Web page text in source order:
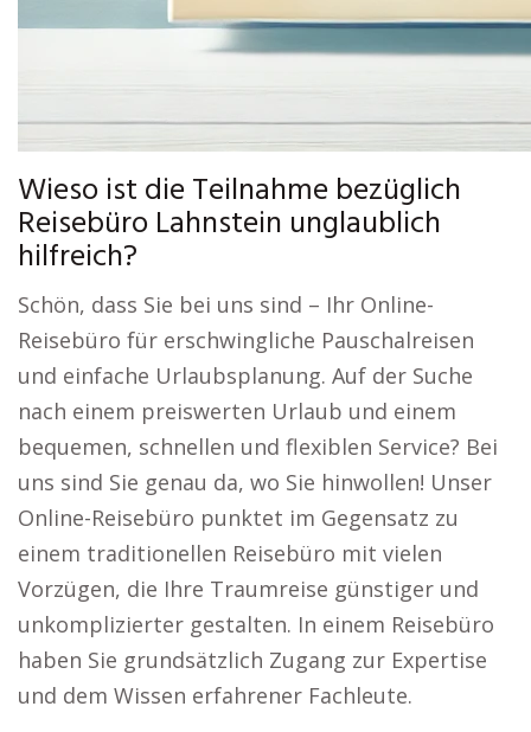
Wieso ist die Teilnahme bezüglich
Reisebüro Lahnstein unglaublich
hilfreich?
Schön, dass Sie bei uns sind – Ihr Online-
Reisebüro für erschwingliche Pauschalreisen
und einfache Urlaubsplanung. Auf der Suche
nach einem preiswerten Urlaub und einem
bequemen, schnellen und flexiblen Service? Bei
uns sind Sie genau da, wo Sie hinwollen! Unser
Online-Reisebüro punktet im Gegensatz zu
einem traditionellen Reisebüro mit vielen
Vorzügen, die Ihre Traumreise günstiger und
unkomplizierter gestalten. In einem Reisebüro
haben Sie grundsätzlich Zugang zur Expertise
und dem Wissen erfahrener Fachleute.